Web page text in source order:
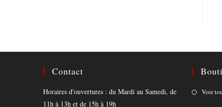
Contact
Horaires d'ouvertures : du Mardi au Samedi, de
11h à 13h et de 15h à 19h
Voir